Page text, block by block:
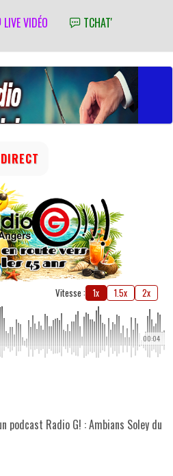
LIVE VIDÉO TCHAT'
Vitesse : 1x 1.5x 2x
00:04
podcast Radio G! : Ambians Soley du